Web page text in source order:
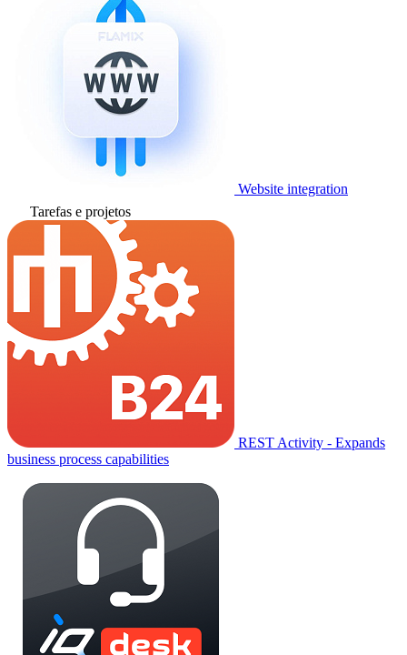
Website integration
Tarefas e projetos
REST Activity - Expands
business process capabilities